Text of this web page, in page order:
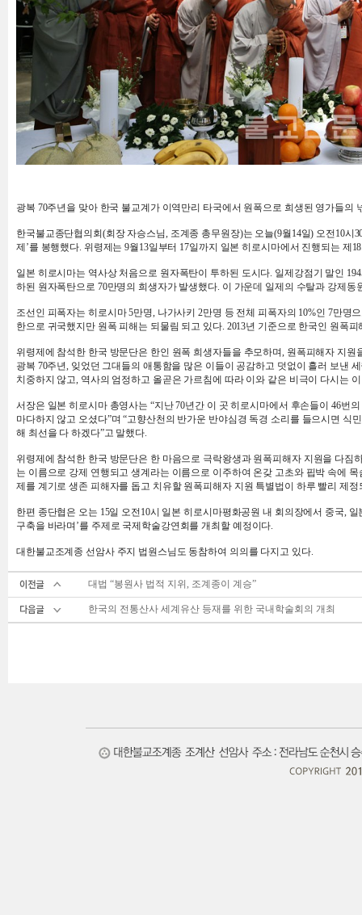
광복 70주년을 맞아 한국 불교계가 이역만리 타국에서 원폭으로 희생된 영가들의
한국불교종단협의회(회장 자승스님, 조계종 총무원장)는 오늘(9월14일) 오전10
제’를 봉행했다. 위령제는 9월13일부터 17일까지 일본 히로시마에서 진행되는
일본 히로시마는 역사상 처음으로 원자폭탄이 투하된 도시다. 일제강점기 말인
하된 원자폭탄으로 70만명의 희생자가 발생했다. 이 가운데 일제의 수탈과 강제
조선인 피폭자는 히로시마 5만명, 나가사키 2만명 등 전체 피폭자의 10%인 7만
한으로 귀국했지만 원폭 피해는 되물림 되고 있다. 2013년 기준으로 한국인 원폭
위령제에 참석한 한국 방문단은 한인 원폭 희생자들을 추모하며, 원폭피해자 지
광복 70주년, 잊었던 그대들의 애통함을 많은 이들이 공감하고 덧없이 흘러 보낸
치중하지 않고, 역사의 엄정하고 올곧은 가르침에 따라 이와 같은 비극이 다시는
서장은 일본 히로시마 총영사는 “지난 70년간 이 곳 히로시마에서 후손들이 46
마다하지 않고 오셨다”며 “고향산천의 반가운 반야심경 독경 소리를 들으시면
해 최선을 다 하겠다”고 말했다.
위령제에 참석한 한국 방문단은 한 마음으로 극락왕생과 원폭피해자 지원을 다
는 이름으로 강제 연행되고 생계라는 이름으로 이주하여 온갖 고초와 핍박 속에
제를 계기로 생존 피해자를 돕고 치유할 원폭피해자 지원 특별법이 하루 빨리 제
한편 종단협은 오는 15일 오전10시 일본 히로시마평화공원 내 회의장에서 중국,
구축을 바라며’를 주제로 국제학술강연회를 개최할 예정이다.
대한불교조계종 선암사 주지 법원스님도 동참하여 의의를 다지고 있다.
대법 “봉원사 법적 지위, 조계종이 계승”
한국의 전통산사 세계유산 등재를 위한 국내학술회의 개최